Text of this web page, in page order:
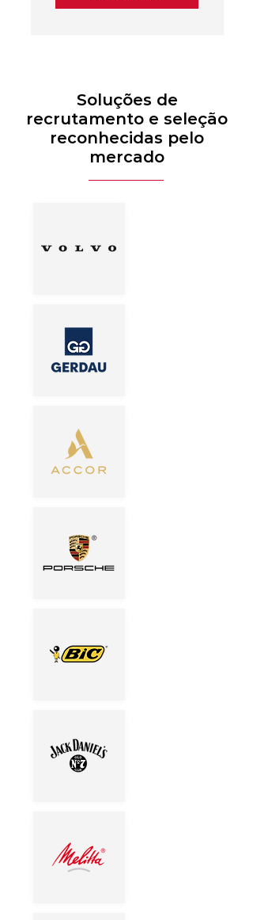
Soluções de
recrutamento e seleção
reconhecidas pelo
mercado